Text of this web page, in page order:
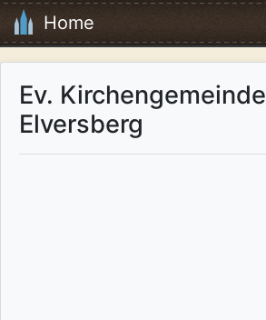
Home
Ev. Kirchengemeinde
Elversberg